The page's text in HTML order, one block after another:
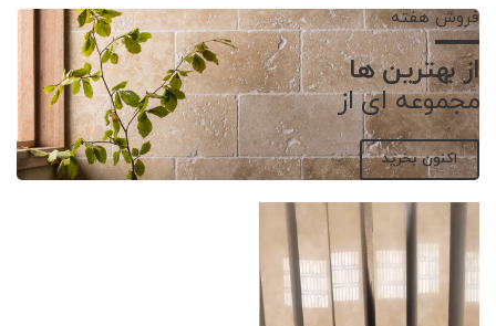
فروش هفته
از بهترین ها
مجموعه ای از
اکنون بخرید